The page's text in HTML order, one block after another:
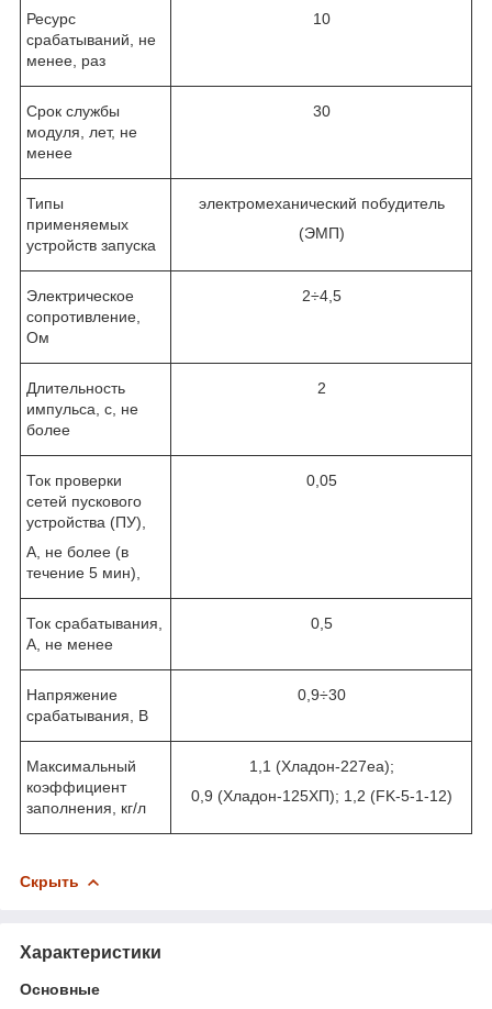
Ресурс
срабатываний, не
менее, раз
10
Срок службы
модуля, лет, не
менее
30
Типы
применяемых
устройств запуска
электромеханический побудитель
(ЭМП)
Электрическое
сопротивление,
Ом
2÷4,5
Длительность
импульса, с, не
более
2
Ток проверки
сетей пускового
устройства (ПУ),
А, не более (в
течение 5 мин),
0,05
Ток срабатывания,
А, не менее
0,5
Напряжение
срабатывания, В
0,9÷30
Максимальный
коэффициент
заполнения, кг/л
1,1 (Хладон-227еа);
0,9 (Хладон-125ХП); 1,2 (FK-5-1-12)
Скрыть
Характеристики
Основные